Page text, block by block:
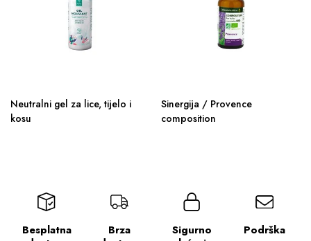
Neutralni gel za lice, tijelo i
kosu
Sinergija / Provence
composition
Besplatna
Brza
Sigurno
Podrška